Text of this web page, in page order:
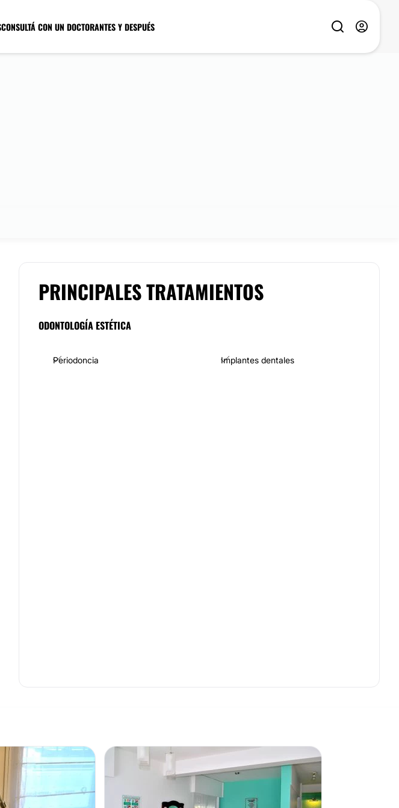
CONSULTÁ CON UN DOCTORANTES Y DESPUÉS
PRINCIPALES TRATAMIENTOS
ODONTOLOGÍA ESTÉTICA
Periodoncia Implantes dentales